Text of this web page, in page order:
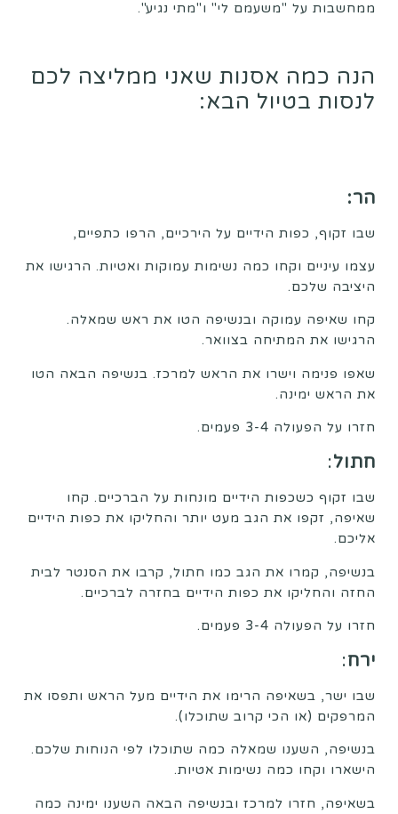
ממחשבות על "משעמם לי" ו"מתי נגיע".
הנה כמה אסנות שאני ממליצה לכם
לנסות בטיול הבא:
הר:
שבו זקוף, כפות הידיים על הירכיים, הרפו כתפיים,
עצמו עיניים וקחו כמה נשימות עמוקות ואטיות. הרגישו את
היציבה שלכם.
קחו שאיפה עמוקה ובנשיפה הטו את ראש שמאלה.
הרגישו את המתיחה בצוואר.
שאפו פנימה וישרו את הראש למרכז. בנשיפה הבאה הטו
את הראש ימינה.
חזרו על הפעולה 3-4 פעמים.
חתול:
שבו זקוף כשכפות הידיים מונחות על הברכיים. קחו
שאיפה, זקפו את הגב מעט יותר והחליקו את כפות הידיים
אליכם.
בנשיפה, קמרו את הגב כמו חתול, קרבו את הסנטר לבית
החזה והחליקו את כפות הידיים בחזרה לברכיים.
חזרו על הפעולה 3-4 פעמים.
ירח:
שבו ישר, בשאיפה הרימו את הידיים מעל הראש ותפסו את
המרפקים (או הכי קרוב שתוכלו).
בנשיפה, השענו שמאלה כמה שתוכלו לפי הנוחות שלכם.
הישארו וקחו כמה נשימות אטיות.
בשאיפה, חזרו למרכז ובנשיפה הבאה השענו ימינה כמה